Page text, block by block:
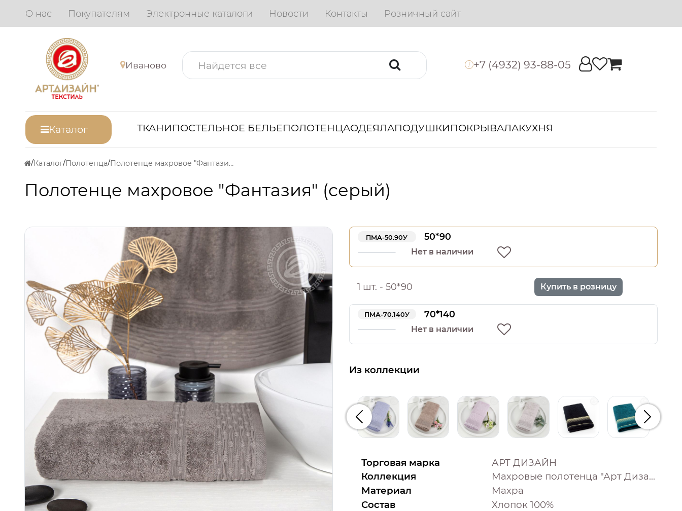
О нас Покупателям Электронные каталоги Новости Контакты Розничный сайт
Иваново i +7 (4932) 93-88-05
Каталог ТКАНИПОСТЕЛЬНОЕ БЕЛЬЕПОЛОТЕНЦАОДЕЯЛАПОДУШКИПОКРЫВАЛАКУХНЯ
Каталог Полотенца Полотенце махровое "Фантазия" (серый)
Полотенце махровое "Фантазия" (серый)
ПМА-50.90У 50*90
Нет в наличии
1 шт. - 50*90 Купить в розницу
ПМА-70.140У 70*140
Нет в наличии
Из коллекции
Предыдущий
Торговая марка
АРТ ДИЗАЙН
Коллекция
Махровые полотенца "Арт Дизайн" (Узбекистан)
Материал
Махра
Состав
Хлопок 100%